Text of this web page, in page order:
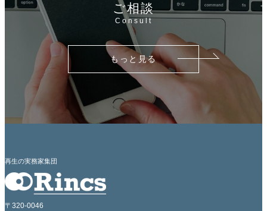
ご相談
Consult
もっと見る
再生の実務家集団
〒320-0046